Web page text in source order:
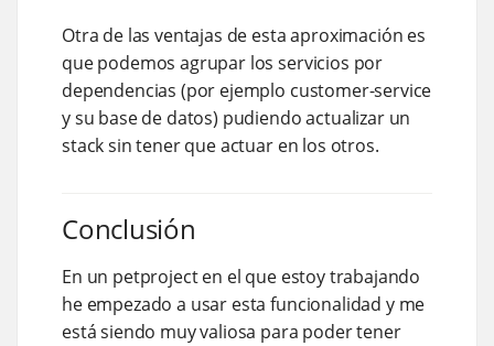
Otra de las ventajas de esta aproximación es
que podemos agrupar los servicios por
dependencias (por ejemplo customer-service
y su base de datos) pudiendo actualizar un
stack sin tener que actuar en los otros.
Conclusión
En un petproject en el que estoy trabajando
he empezado a usar esta funcionalidad y me
está siendo muy valiosa para poder tener